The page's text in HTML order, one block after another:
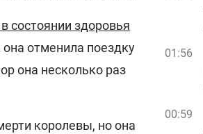
состоянии здоровья
отменила поездку
она несколько раз
королевы, но она
01:56
00:59